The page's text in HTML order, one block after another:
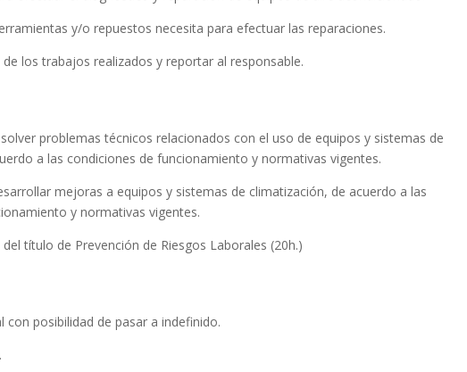
y/o repuestos necesita para efectuar las reparaciones.
los trabajos realizados y reportar al responsable.
problemas técnicos relacionados con el uso de equipos y sistemas de
a las condiciones de funcionamiento y normativas vigentes.
mejoras a equipos y sistemas de climatización, de acuerdo a las
y normativas vigentes.
título de Prevención de Riesgos Laborales (20h.)
posibilidad de pasar a indefinido.